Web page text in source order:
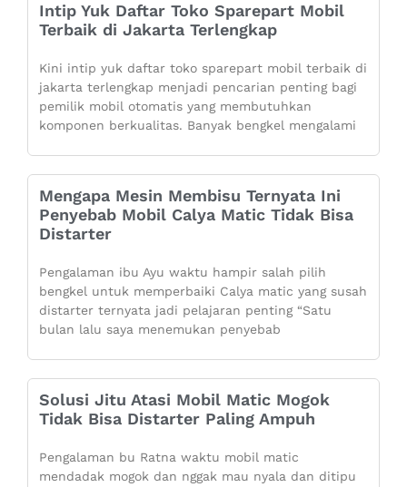
Intip Yuk Daftar Toko Sparepart Mobil
Terbaik di Jakarta Terlengkap
Kini intip yuk daftar toko sparepart mobil terbaik di
jakarta terlengkap menjadi pencarian penting bagi
pemilik mobil otomatis yang membutuhkan
komponen berkualitas. Banyak bengkel mengalami
Mengapa Mesin Membisu Ternyata Ini
Penyebab Mobil Calya Matic Tidak Bisa
Distarter
Pengalaman ibu Ayu waktu hampir salah pilih
bengkel untuk memperbaiki Calya matic yang susah
distarter ternyata jadi pelajaran penting “Satu
bulan lalu saya menemukan penyebab
Solusi Jitu Atasi Mobil Matic Mogok
Tidak Bisa Distarter Paling Ampuh
Pengalaman bu Ratna waktu mobil matic
mendadak mogok dan nggak mau nyala dan ditipu